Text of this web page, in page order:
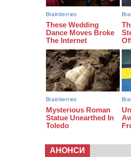
Корсунь-
рекомендували
18:45 У Звенигородці
проводити
18:07 Боксерка з
до чемпіонату
молоді
АНОНСИ